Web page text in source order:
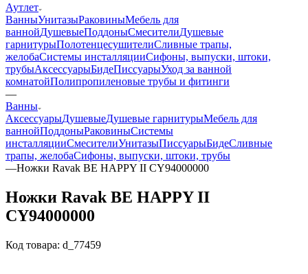
Аутлет
ВанныУнитазыРаковиныМебель для
ваннойДушевыеПоддоныСмесителиДушевые
гарнитурыПолотенцесушителиСливные трапы,
желобаСистемы инсталляцииСифоны, выпуски, штоки,
трубыАксессуарыБидеПиссуарыУход за ванной
комнатойПолипропиленовые трубы и фитинги
—
Ванны
АксессуарыДушевыеДушевые гарнитурыМебель для
ваннойПоддоныРаковиныСистемы
инсталляцииСмесителиУнитазыПиссуарыБидеСливные
трапы, желобаСифоны, выпуски, штоки, трубы
—Ножки Ravak BE HAPPY II CY94000000
Ножки Ravak BE HAPPY II
CY94000000
Код товара: d_77459